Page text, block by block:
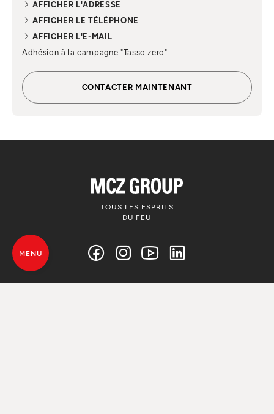
AFFICHER L'ADRESSE
AFFICHER LE TÉLÉPHONE
AFFICHER L'E-MAIL
Adhésion à la campagne "Tasso zero"
CONTACTER MAINTENANT
TOUS LES ESPRITS
DU FEU
MENU